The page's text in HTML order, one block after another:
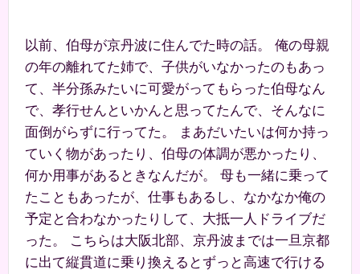
以前、伯母が京丹波に住んでた時の話。 俺の母親
の年の離れてた姉で、子供がいなかったのもあっ
て、半分孫みたいに可愛がってもらった伯母なん
で、孝行せんといかんと思ってたんで、そんなに
面倒がらずに行ってた。 まあだいたいは何か持っ
ていく物があったり、伯母の体調が悪かったり、
何か用事があるときなんだが。 母も一緒に乗って
たこともあったが、仕事もあるし、なかなか俺の
予定と合わなかったりして、大抵一人ドライブだ
った。 こちらは大阪北部、京丹波までは一旦京都
に出て縦貫道に乗り換えるとずっと高速で行ける